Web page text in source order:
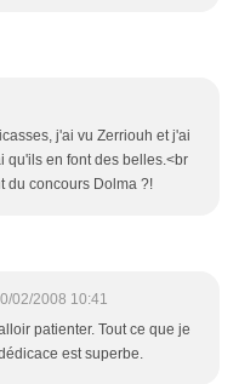
j'ai vu Zerriouh et j'ai
qu'ils en font des belles.<br
du concours Dolma ?!
02/2008 10:41
patienter. Tout ce que je
est superbe.